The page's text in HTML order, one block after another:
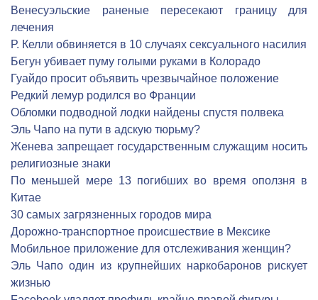
Венесуэльские раненые пересекают границу для
лечения
Р. Келли обвиняется в 10 случаях сексуального насилия
Бегун убивает пуму голыми руками в Колорадо
Гуайдо просит объявить чрезвычайное положение
Редкий лемур родился во Франции
Обломки подводной лодки найдены спустя полвека
Эль Чапо на пути в адскую тюрьму?
Женева запрещает государственным служащим носить
религиозные знаки
По меньшей мере 13 погибших во время оползня в
Китае
30 самых загрязненных городов мира
Дорожно-транспортное происшествие в Мексике
Мобильное приложение для отслеживания женщин?
Эль Чапо один из крупнейших наркобаронов рискует
жизнью